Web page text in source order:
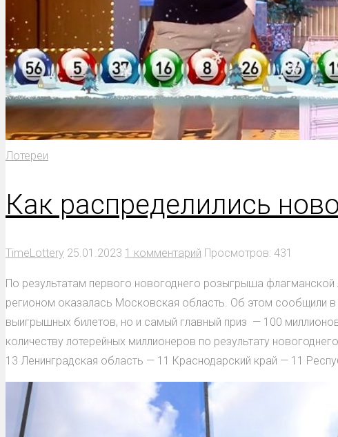
Лотереи
Как распределились
TimeLottery 25.01.2023 1 комментарий Просмотров: 431
По результатам первого новогоднего розыгрыша
регионом оказалась Московская область. Об этом сообщили
выигрышных билетов, но и самый главный приз — 100
количеству лотерейных миллионеров по результату
13 Ленинградская область — 11 Краснодарский край — 11